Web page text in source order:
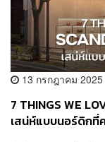
13 กรกฎาคม 2025
7 THINGS WE
เสน่ห์แบบนอร์ดิกที่